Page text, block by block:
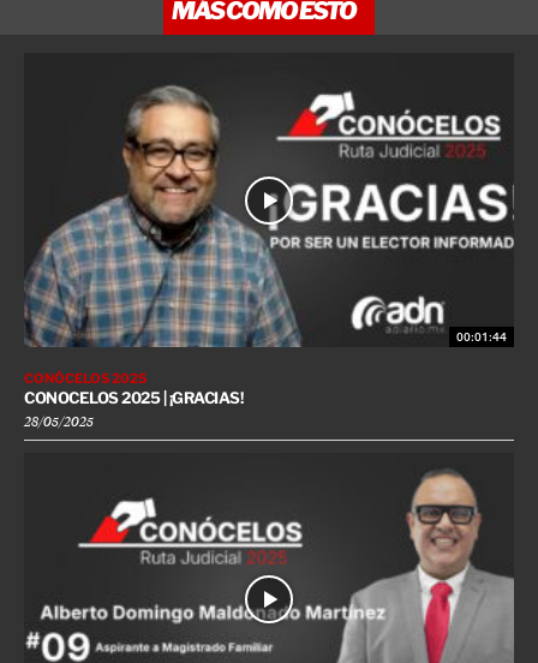
MÁS COMO ESTO
00:01:44
CONÓCELOS 2025
CONOCELOS 2025 | ¡GRACIAS!
28/05/2025